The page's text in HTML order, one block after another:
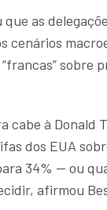
as
cenários
sobre
cabe à Donald
dos EUA
34% — ou
afirmou